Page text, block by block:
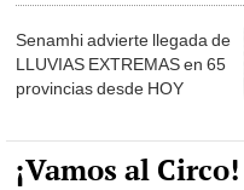
Senamhi advierte llegada de
LLUVIAS EXTREMAS en 65
provincias desde HOY
¡Vamos al Circo!